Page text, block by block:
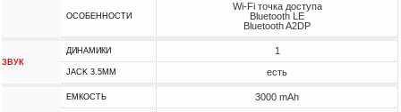
ОСОБЕННОСТИ
Wi-Fi точка доступа
Bluetooth LE
Bluetooth A2DP
ЗВУК
ДИНАМИКИ 1
JACK 3.5MM есть
ЕМКОСТЬ 3000 mAh